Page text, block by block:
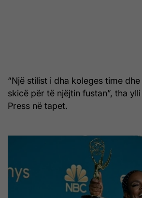
“Një stilist i dha koleges time
skicë për të njëjtin fustan”, tha
Press në tapet.